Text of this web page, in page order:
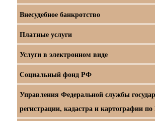
Внесудебное банкротство
Платные услуги
Услуги в электронном виде
Социальный фонд РФ
Управления Федеральной службы
регистрации, кадастра и картографии